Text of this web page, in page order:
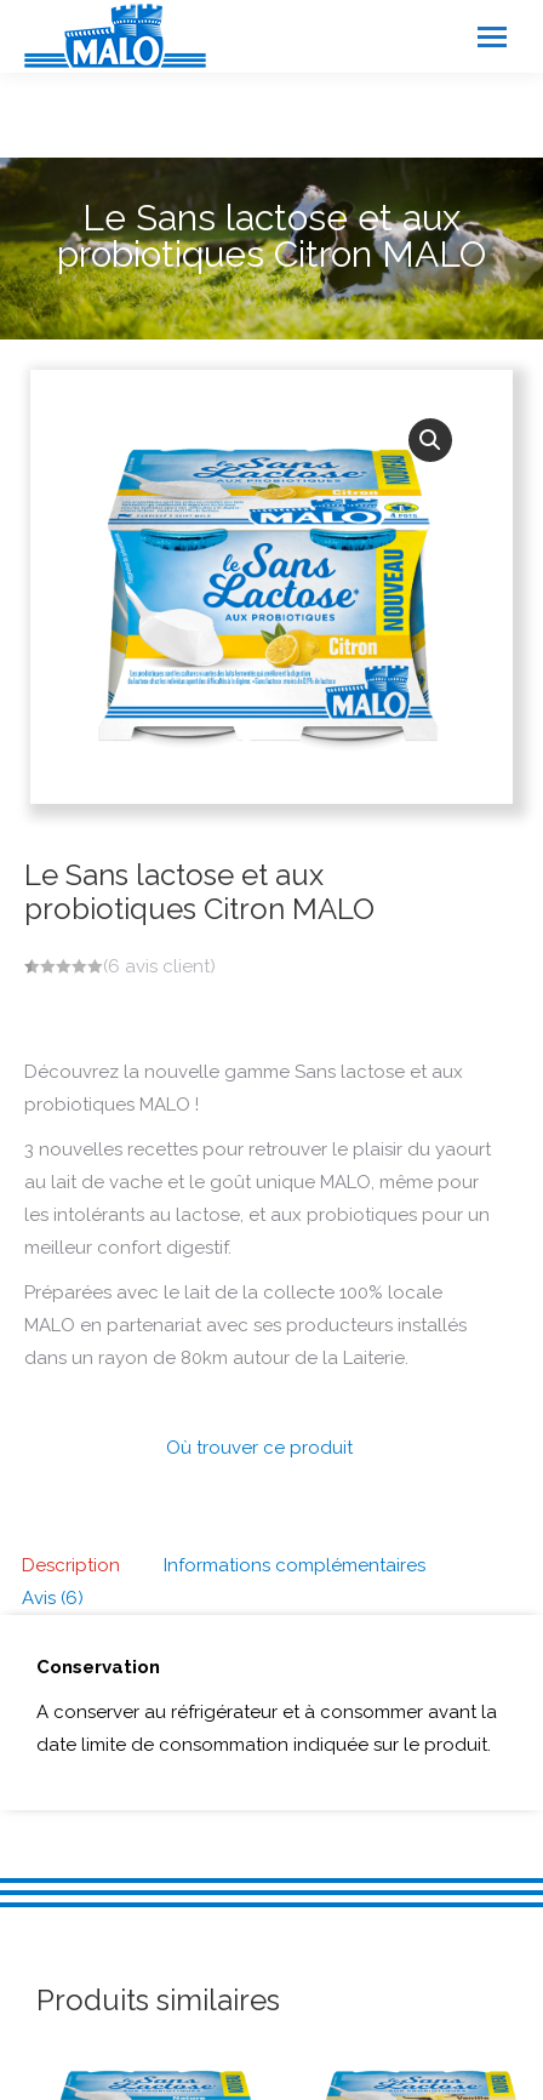
Panneau de gestion des cookies
Le Sans lactose et aux
probiotiques Citron MALO
Le Sans lactose et aux
probiotiques Citron MALO
(6 avis client)
Découvrez la nouvelle gamme Sans lactose et aux
probiotiques MALO !
3 nouvelles recettes pour retrouver le plaisir du yaourt
au lait de vache et le goût unique MALO, même pour
les intolérants au lactose, et aux probiotiques pour un
meilleur confort digestif.
Préparées avec le lait de la collecte 100% locale
MALO en partenariat avec ses producteurs installés
dans un rayon de 80km autour de la Laiterie.
Où trouver ce produit
Description
Informations complémentaires
Avis (6)
Conservation
A conserver au réfrigérateur et à consommer avant la
date limite de consommation indiquée sur le produit.
Produits similaires